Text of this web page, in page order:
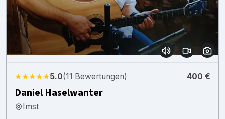
★★★★★5.0(11 Bewertungen) 400 €
Daniel Haselwanter
Imst